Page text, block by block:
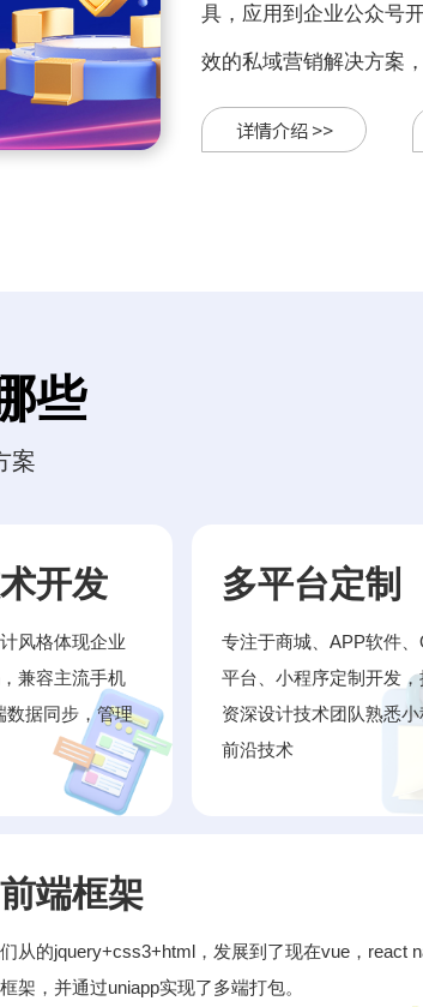
具，应用到企业公众号
效的私域营销解决方案
详情介绍 >>
些
案
开发
风格体现企业
兼容主流手机
数据同步，管理
多平台定制
专注于商城、APP软件、
平台、小程序定制开发
资深设计技术团队熟悉
前沿技术
端框架
从的jquery+css3+html，发展到了现在vue，react
架，并通过uniapp实现了多端打包。